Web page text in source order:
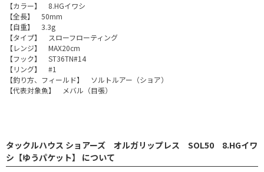
【カラー】 8.HGイワシ
【全長】 50mm
【自重】 3.3g
【タイプ】 スローフローティング
【レンジ】 MAX20cm
【フック】 ST36TN#14
【リング】 #1
【釣り方、フィールド】 ソルトルアー（ショア）
【代表対象魚】 メバル（目張）
タックルハウス ショアーズ オルガリップレス SOL50 8.HGイワ
シ【ゆうパケット】 について